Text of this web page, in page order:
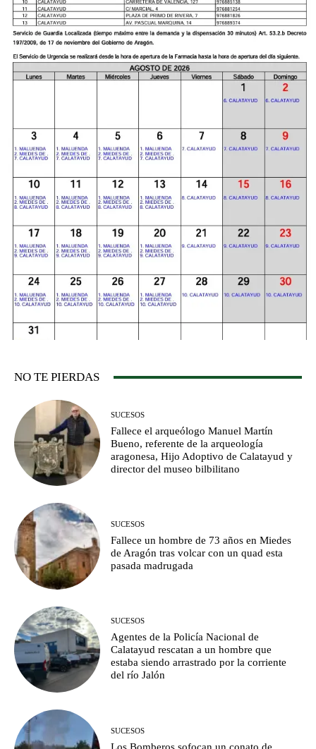
NO TE PIERDAS
SUCESOS
Fallece el arqueólogo Manuel Martín
Bueno, referente de la arqueología
aragonesa, Hijo Adoptivo de Calatayud y
director del museo bilbilitano
SUCESOS
Fallece un hombre de 73 años en Miedes
de Aragón tras volcar con un quad esta
pasada madrugada
SUCESOS
Agentes de la Policía Nacional de
Calatayud rescatan a un hombre que
estaba siendo arrastrado por la corriente
del río Jalón
SUCESOS